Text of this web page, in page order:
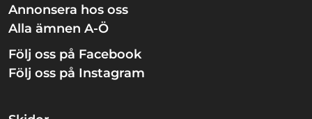
Annonsera hos oss
Alla ämnen A-Ö
Följ oss på Facebook
Följ oss på Instagram